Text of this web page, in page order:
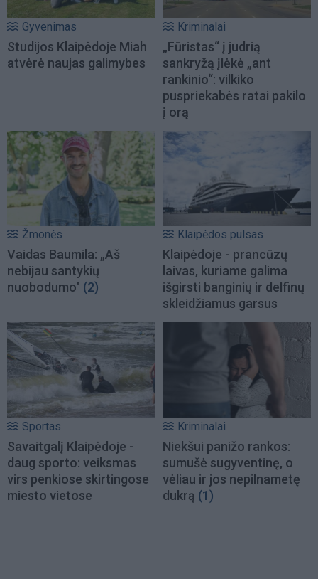
Gyvenimas
Studijos Klaipėdoje Miah
atvėrė naujas galimybes
Kriminalai
„Fūristas“ į judrią
sankryžą įlėkė „ant
rankinio“: vilkiko
puspriekabės ratai pakilo
į orą
Žmonės
Vaidas Baumila: „Aš
nebijau santykių
nuobodumo" (2)
Klaipėdos pulsas
Klaipėdoje - prancūzų
laivas, kuriame galima
išgirsti banginių ir delfinų
skleidžiamus garsus
Sportas
Savaitgalį Klaipėdoje -
daug sporto: veiksmas
virs penkiose skirtingose
miesto vietose
Kriminalai
Niekšui panižo rankos:
sumušė sugyventinę, o
vėliau ir jos nepilnametę
dukrą (1)